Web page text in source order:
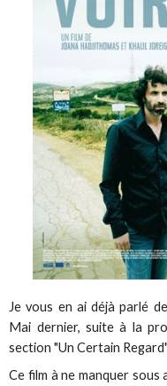
Je vous en ai déjà parlé
Mai dernier, suite à la
section "Un Certain
Ce film à ne manquer